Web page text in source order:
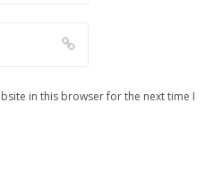
in this browser for the next time I